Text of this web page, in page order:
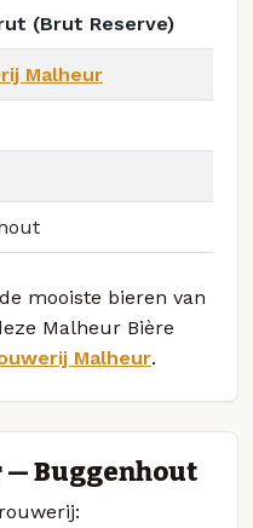
(Brut Reserve)
Malheur
mooiste bieren van
Malheur Bière
Malheur.
Buggenhout